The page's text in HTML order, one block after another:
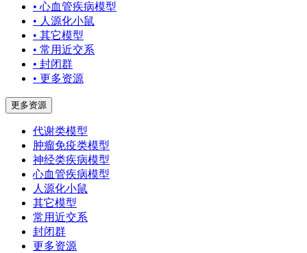
• 心血管疾病模型
• 人源化小鼠
• 其它模型
• 常用近交系
• 封闭群
• 更多资源
更多资源
代谢类模型
肿瘤免疫类模型
神经类疾病模型
心血管疾病模型
人源化小鼠
其它模型
常用近交系
封闭群
更多资源